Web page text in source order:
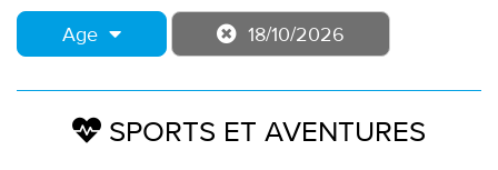
Age 18/10/2026
SPORTS ET AVENTURES